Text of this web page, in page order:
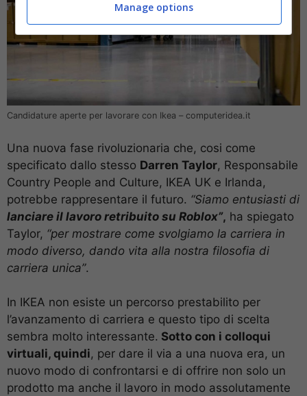
Candidature aperte per lavorare con Ikea – computeridea.it
Una nuova fase rivoluzionaria che, cosi come
specificato dallo stesso Darren Taylor, Responsabile
Country People and Culture, IKEA UK e Irlanda,
potrebbe rappresentare il futuro. “Siamo entusiasti di
lanciare il lavoro retribuito su Roblox”, ha spiegato
Taylor, “per mostrare come svolgiamo la carriera in
modo diverso, dando vita alla nostra filosofia di
carriera unica”.
In IKEA non esiste un percorso prestabilito per
l’avanzamento di carriera e questo tipo di scelta
sembra molto interessante. Sotto con i colloqui
virtuali, quindi, per dare il via a una nuova era, un
nuovo modo di confrontarsi e di offrire non solo un
prodotto ma anche il lavoro in modo assolutamente
Manage options